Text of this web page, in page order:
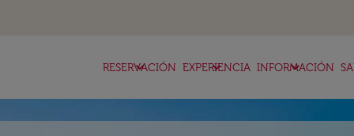
RESERVACIÓN
keyboard_arrow_down EXPERIENCIA
keyboard_arrow_down INFORMACIÓN
keyboard_arrow_down